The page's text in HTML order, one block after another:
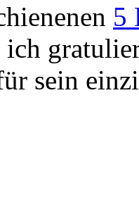
5
sein